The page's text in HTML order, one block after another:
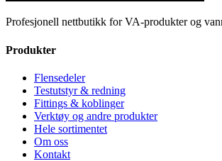
Profesjonell nettbutikk for VA-produkter og
Produkter
Flensedeler
Testutstyr & redning
Fittings & koblinger
Verktøy og andre produkter
Hele sortimentet
Om oss
Kontakt